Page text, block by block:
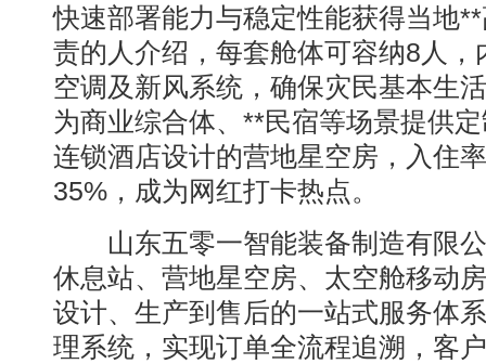
快速部署能力与稳定性能获得当地
责的人介绍，每套舱体可容纳8人
空调及新风系统，确保灾民基本生
为商业综合体、**民宿等场景提供
连锁酒店设计的营地星空房，入住
35%，成为网红打卡热点。
山东五零一智能装备制造有限公
休息站、营地星空房、太空舱移动
设计、生产到售后的一站式服务体
理系统，实现订单全流程追溯，客